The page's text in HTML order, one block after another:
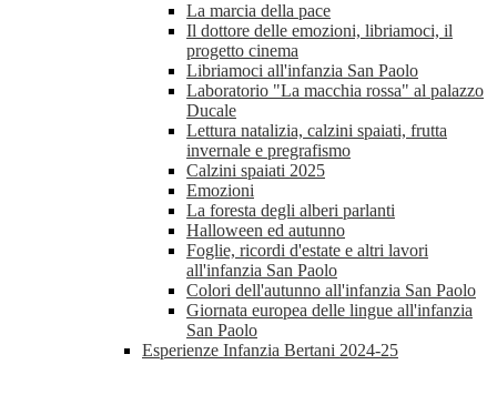
La marcia della pace
Il dottore delle emozioni, libriamoci, il
progetto cinema
Libriamoci all'infanzia San Paolo
Laboratorio "La macchia rossa" al palazzo
Ducale
Lettura natalizia, calzini spaiati, frutta
invernale e pregrafismo
Calzini spaiati 2025
Emozioni
La foresta degli alberi parlanti
Halloween ed autunno
Foglie, ricordi d'estate e altri lavori
all'infanzia San Paolo
Colori dell'autunno all'infanzia San Paolo
Giornata europea delle lingue all'infanzia
San Paolo
Esperienze Infanzia Bertani 2024-25